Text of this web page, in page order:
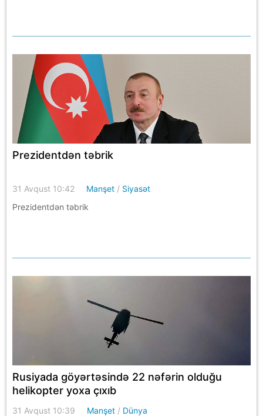
Prezidentdən təbrik
31 Avqust 10:42 Manşet / Siyasət
Prezidentdən təbrik
Rusiyada göyərtəsində 22 nəfərin olduğu
helikopter yoxa çıxıb
31 Avqust 10:39 Manşet / Dünya